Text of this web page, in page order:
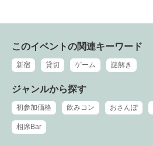
このイベントの関連キーワード
新宿 貸切 ゲーム 謎解き
ジャンルから探す
初参加価格 飲みコン おさんぽ
相席Bar